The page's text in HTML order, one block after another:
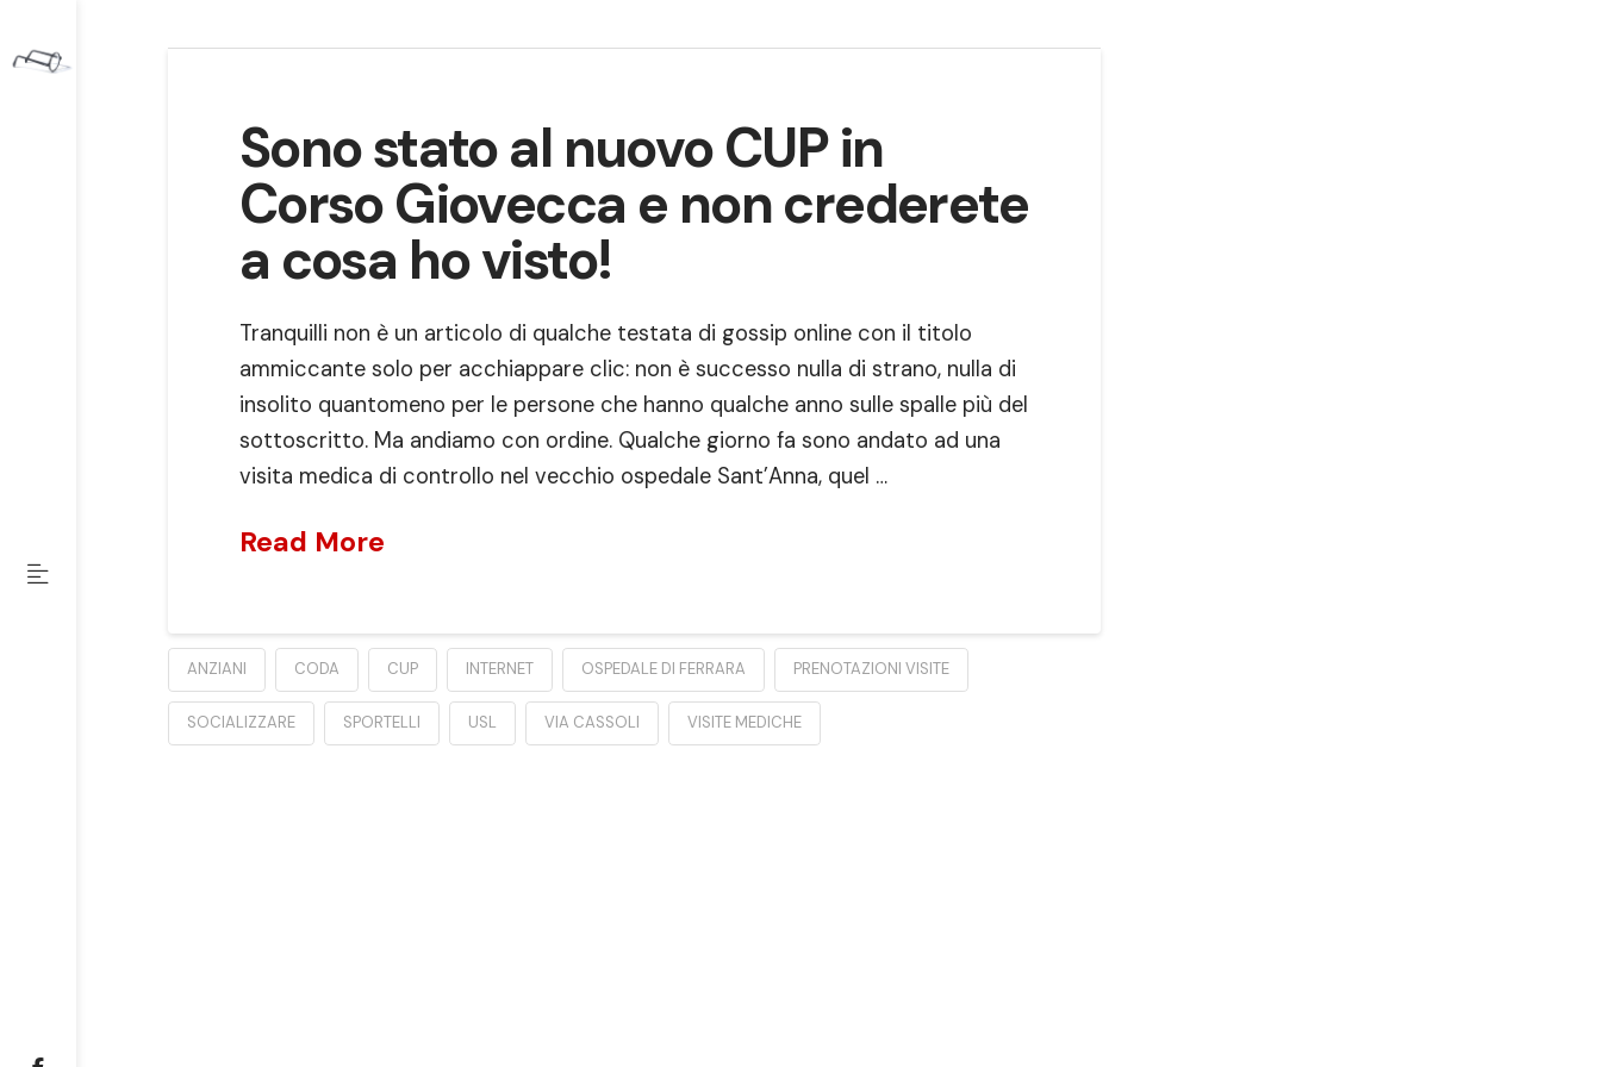
Sono stato al nuovo CUP in
Corso Giovecca e non crederete
a cosa ho visto!
Tranquilli non è un articolo di qualche testata di gossip online con il titolo
ammiccante solo per acchiappare clic: non è successo nulla di strano, nulla di
insolito quantomeno per le persone che hanno qualche anno sulle spalle più del
sottoscritto. Ma andiamo con ordine. Qualche giorno fa sono andato ad una
visita medica di controllo nel vecchio ospedale Sant’Anna, quel …
Read More
ANZIANI CODA CUP INTERNET OSPEDALE DI FERRARA PRENOTAZIONI VISITE
SOCIALIZZARE SPORTELLI USL VIA CASSOLI VISITE MEDICHE